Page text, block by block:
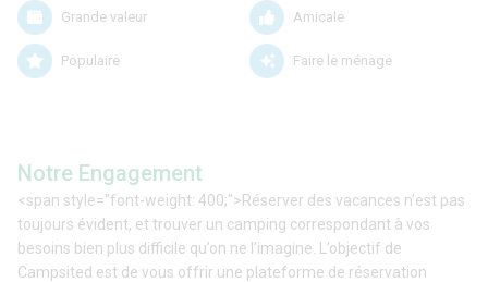
Grande valeur Amicale
Populaire Faire le ménage
Notre Engagement
<span style="font-weight: 400;">Réserver des vacances n’est pas
toujours évident, et trouver un camping correspondant à vos
besoins bien plus difficile qu’on ne l’imagine. L’objectif de
Campsited est de vous offrir une plateforme de réservation